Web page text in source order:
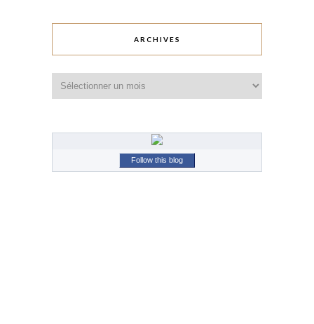
ARCHIVES
Follow this blog